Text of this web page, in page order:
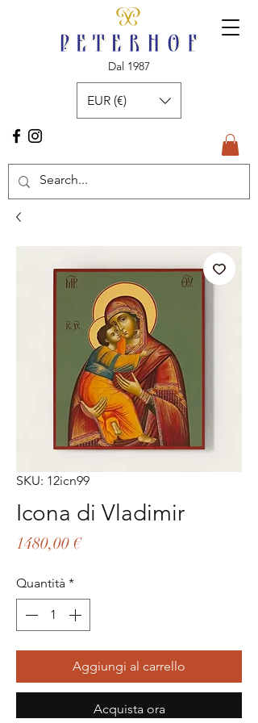
Dal 1987
EUR (€)
SKU: 12icn99
Icona di Vladimir
1480,00 €Prezzo
Quantità *
Aggiungi al carrello
Acquista ora